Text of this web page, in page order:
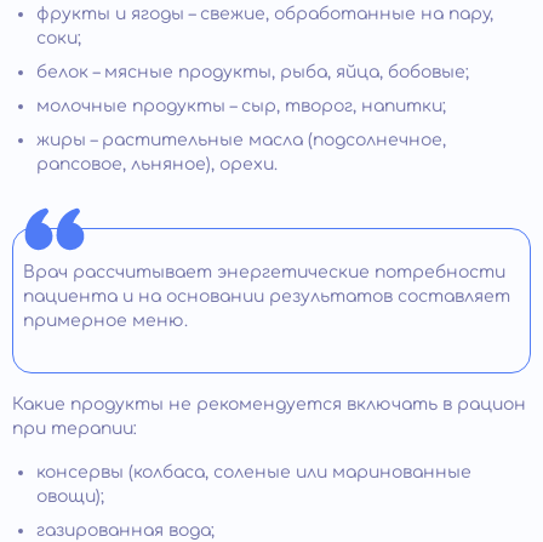
фрукты и ягоды – свежие, обработанные на пару,
соки;
белок – мясные продукты, рыба, яйца, бобовые;
молочные продукты – сыр, творог, напитки;
жиры – растительные масла (подсолнечное,
рапсовое, льняное), орехи.
Врач рассчитывает энергетические потребности
пациента и на основании результатов составляет
примерное меню.
Какие продукты не рекомендуется включать в рацион
при терапии:
консервы (колбаса, соленые или маринованные
овощи);
газированная вода;